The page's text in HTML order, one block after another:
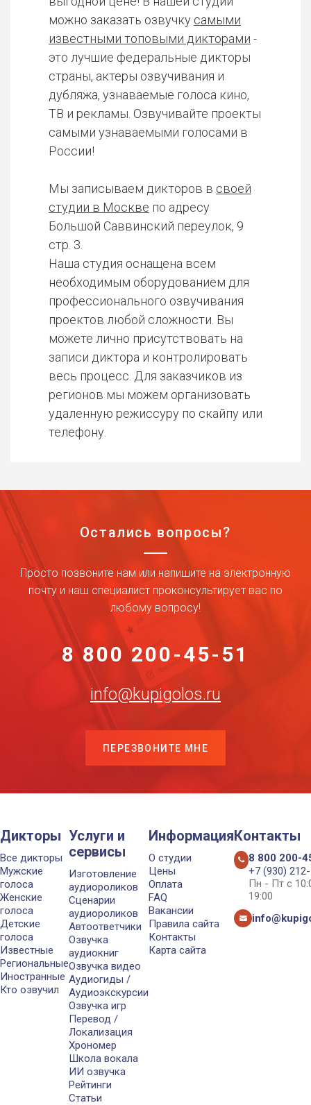
можно заказать озвучку самыми
известными топовыми дикторами -
это лучшие федеральные дикторы
страны, актеры озвучивания и
дубляжа, узнаваемые голоса кино,
ТВ и рекламы. Озвучивайте проекты
самыми узнаваемыми голосами в
России!
Мы записываем дикторов в своей
студии в Москве по адресу
Большой Саввинский переулок, 9
стр. 3.
Наша студия оснащена всем
необходимым оборудованием для
профессионального озвучивания
проектов любой сложности. Вы
можете лично присутствовать на
записи диктора и контролировать
весь процесс. Для заказчиков из
регионов мы можем организовать
удаленную режиссуру по скайпу или
телефону.
Остались вопросы?
Просто позвоните нам или напишите на электронную
почту и наш специалист проконсультирует вас по
любому вопросу!
8 800 200-45-51
info@kupigolos.ru
ПЕРЕЗВОНИТЕ МНЕ
Дикторы
Все дикторы
Мужские
голоса
Женские
голоса
Детские
голоса
Известные
Региональные
Иностранные
Кто озвучил
Услуги и
сервисы
Изготовление
аудиороликов
Сценарии
аудиороликов
Автоответчики
Озвучка
аудиокниг
Озвучка видео
Аудиогиды /
Аудиоэкскурсии
Озвучка игр
Перевод /
Локализация
Хрономер
Школа вокала
ИИ озвучка
Рейтинги
Статьи
Информация
О студии
Цены
Оплата
FAQ
Вакансии
Правила сайта
Контакты
Карта сайта
Контакты
8 800 200-
+7 (930)
Пн - Пт с
19:00